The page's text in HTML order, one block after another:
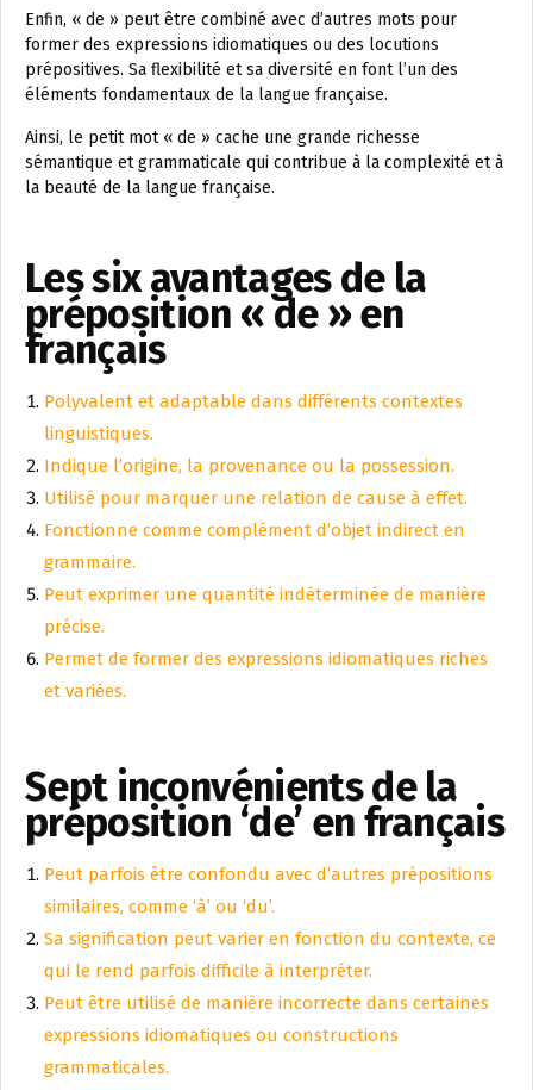
Enfin, « de » peut être combiné avec d’autres mots pour
former des expressions idiomatiques ou des locutions
prépositives. Sa flexibilité et sa diversité en font l’un des
éléments fondamentaux de la langue française.
Ainsi, le petit mot « de » cache une grande richesse
sémantique et grammaticale qui contribue à la complexité et à
la beauté de la langue française.
Les six avantages de la
préposition « de » en
français
Polyvalent et adaptable dans différents contextes
linguistiques.
Indique l’origine, la provenance ou la possession.
Utilisé pour marquer une relation de cause à effet.
Fonctionne comme complément d’objet indirect en
grammaire.
Peut exprimer une quantité indéterminée de manière
précise.
Permet de former des expressions idiomatiques riches
et variées.
Sept inconvénients de la
préposition ‘de’ en français
Peut parfois être confondu avec d’autres prépositions
similaires, comme ‘à’ ou ‘du’.
Sa signification peut varier en fonction du contexte, ce
qui le rend parfois difficile à interpréter.
Peut être utilisé de manière incorrecte dans certaines
expressions idiomatiques ou constructions
grammaticales.